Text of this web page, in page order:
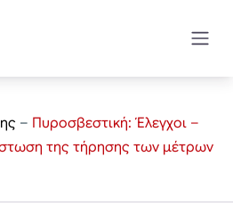
– Πυροσβεστική: Έλεγχοι –
της τήρησης των μέτρων